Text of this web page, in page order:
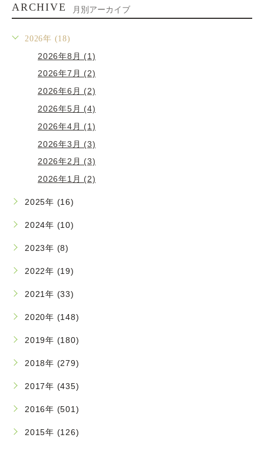
ARCHIVE 月別アーカイブ
2026年 (18)
2026年8月 (1)
2026年7月 (2)
2026年6月 (2)
2026年5月 (4)
2026年4月 (1)
2026年3月 (3)
2026年2月 (3)
2026年1月 (2)
2025年 (16)
2024年 (10)
2023年 (8)
2022年 (19)
2021年 (33)
2020年 (148)
2019年 (180)
2018年 (279)
2017年 (435)
2016年 (501)
2015年 (126)